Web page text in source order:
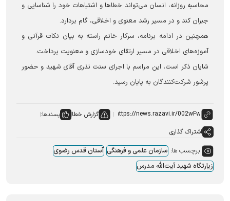
محاسبه روزانه، انسان می‌تواند خطاها و اشتباهات خود را شناسایی و
جبران کند و در مسیر رشد معنوی و اخلاقی، گام بردارد.
همچنین در ادامه برنامه، سرکار خانم راسته به بیان نکات قرآنی و
آموزه‌های اخلاقی در مسیر ارتقای خودسازی و معنویت پرداخت.
شایان ذکر است، این مراسم با اجرای سنت نذری آقای شهید و حضور
پرشور شرکت‌کنندگان به پایان رسید.
گزارش خطا
پسندها:
اشتراک گذاری
برچسب ها: سازمان علمی و فرهنگی آستان قدس رضوی
زیارتگاه شهید آیت‌الله مدرس